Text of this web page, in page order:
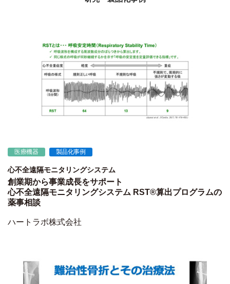
医療機器 製品化事例
心不全遠隔モニタリングシステム
創業期から事業成長をサポート
心不全遠隔モニタリングシステム RST®算出プログラムの
薬事相談
ハートラボ株式会社